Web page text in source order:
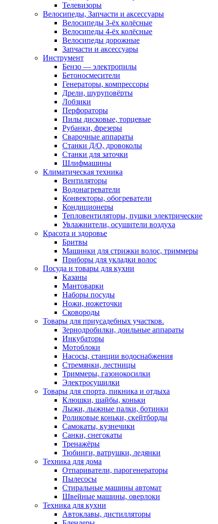
Телевизоры
Велосипеды, Запчасти и аксессуары
Велосипеды 3-ёх колёсные
Велосипеды 4-ёх колёсные
Велосипеды дорожные
Запчасти и аксессуары
Инструмент
Бензо — электропилы
Бетоносмесители
Генераторы, компрессоры
Дрели, шуруповёрты
Лобзики
Перфораторы
Пилы дисковые, торцевые
Рубанки, фрезеры
Сварочные аппараты
Станки Д/О, дровоколы
Станки для заточки
Шлифмашины
Климатическая техника
Вентиляторы
Водонагреватели
Конвекторы, обогреватели
Кондиционеры
Тепловентиляторы, пушки электрические
Увлажнители, осушители воздуха
Красота и здоровье
Бритвы
Машинки для стрижки волос, триммеры
Приборы для укладки волос
Посуда и товары для кухни
Казаны
Мантоварки
Наборы посуды
Ножи, ножеточки
Сковороды
Товары для приусадебных участков.
Зернодробилки, доильные аппараты
Инкубаторы
Мотоблоки
Насосы, станции водоснабжения
Стремянки, лестницы
Триммеры, газонокосилки
Электросушилки
Товары для спорта, пикника и отдыха
Клюшки, шайбы, коньки
Лыжи, лыжные палки, ботинки
Роликовые коньки, скейтборды
Самокаты, кузнечики
Санки, снегокаты
Тренажёры
Тюбинги, ватрушки, ледянки
Техника для дома
Отпариватели, парогенераторы
Пылесосы
Стиральные машины автомат
Швейные машины, оверлоки
Техника для кухни
Автоклавы, дистилляторы